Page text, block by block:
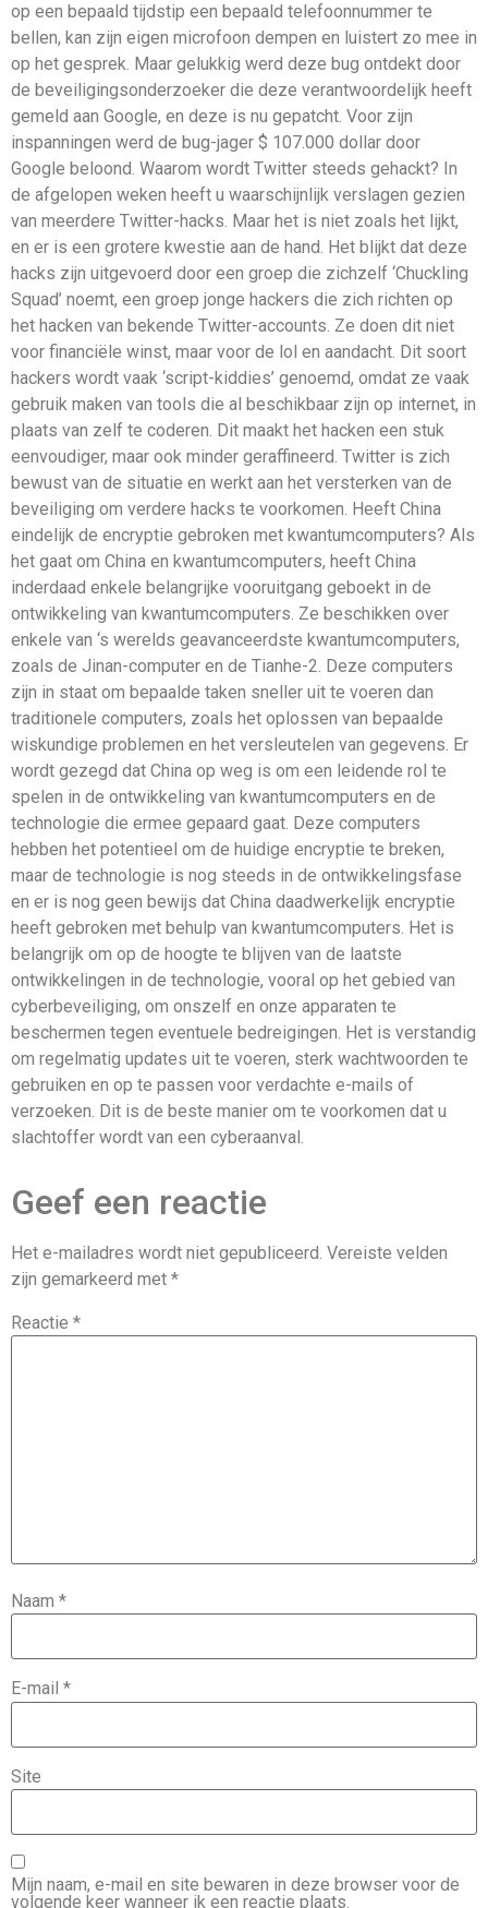
op een bepaald tijdstip een bepaald telefoonnummer te
bellen, kan zijn eigen microfoon dempen en luistert zo mee in
op het gesprek. Maar gelukkig werd deze bug ontdekt door
de beveiligingsonderzoeker die deze verantwoordelijk heeft
gemeld aan Google, en deze is nu gepatcht. Voor zijn
inspanningen werd de bug-jager $ 107.000 dollar door
Google beloond. Waarom wordt Twitter steeds gehackt? In
de afgelopen weken heeft u waarschijnlijk verslagen gezien
van meerdere Twitter-hacks. Maar het is niet zoals het lijkt,
en er is een grotere kwestie aan de hand. Het blijkt dat deze
hacks zijn uitgevoerd door een groep die zichzelf ‘Chuckling
Squad’ noemt, een groep jonge hackers die zich richten op
het hacken van bekende Twitter-accounts. Ze doen dit niet
voor financiële winst, maar voor de lol en aandacht. Dit soort
hackers wordt vaak ‘script-kiddies’ genoemd, omdat ze vaak
gebruik maken van tools die al beschikbaar zijn op internet, in
plaats van zelf te coderen. Dit maakt het hacken een stuk
eenvoudiger, maar ook minder geraffineerd. Twitter is zich
bewust van de situatie en werkt aan het versterken van de
beveiliging om verdere hacks te voorkomen. Heeft China
eindelijk de encryptie gebroken met kwantumcomputers? Als
het gaat om China en kwantumcomputers, heeft China
inderdaad enkele belangrijke vooruitgang geboekt in de
ontwikkeling van kwantumcomputers. Ze beschikken over
enkele van ‘s werelds geavanceerdste kwantumcomputers,
zoals de Jinan-computer en de Tianhe-2. Deze computers
zijn in staat om bepaalde taken sneller uit te voeren dan
traditionele computers, zoals het oplossen van bepaalde
wiskundige problemen en het versleutelen van gegevens. Er
wordt gezegd dat China op weg is om een ​​leidende rol te
spelen in de ontwikkeling van kwantumcomputers en de
technologie die ermee gepaard gaat. Deze computers
hebben het potentieel om de huidige encryptie te breken,
maar de technologie is nog steeds in de ontwikkelingsfase
en er is nog geen bewijs dat China daadwerkelijk encryptie
heeft gebroken met behulp van kwantumcomputers. Het is
belangrijk om op de hoogte te blijven van de laatste
ontwikkelingen in de technologie, vooral op het gebied van
cyberbeveiliging, om onszelf en onze apparaten te
beschermen tegen eventuele bedreigingen. Het is verstandig
om regelmatig updates uit te voeren, sterk wachtwoorden te
gebruiken en op te passen voor verdachte e-mails of
verzoeken. Dit is de beste manier om te voorkomen dat u
slachtoffer wordt van een cyberaanval.
Geef een reactie
Het e-mailadres wordt niet gepubliceerd. Vereiste velden
zijn gemarkeerd met *
Reactie *
Naam *
E-mail *
Site
Mijn naam, e-mail en site bewaren in deze browser voor de
volgende keer wanneer ik een reactie plaats.